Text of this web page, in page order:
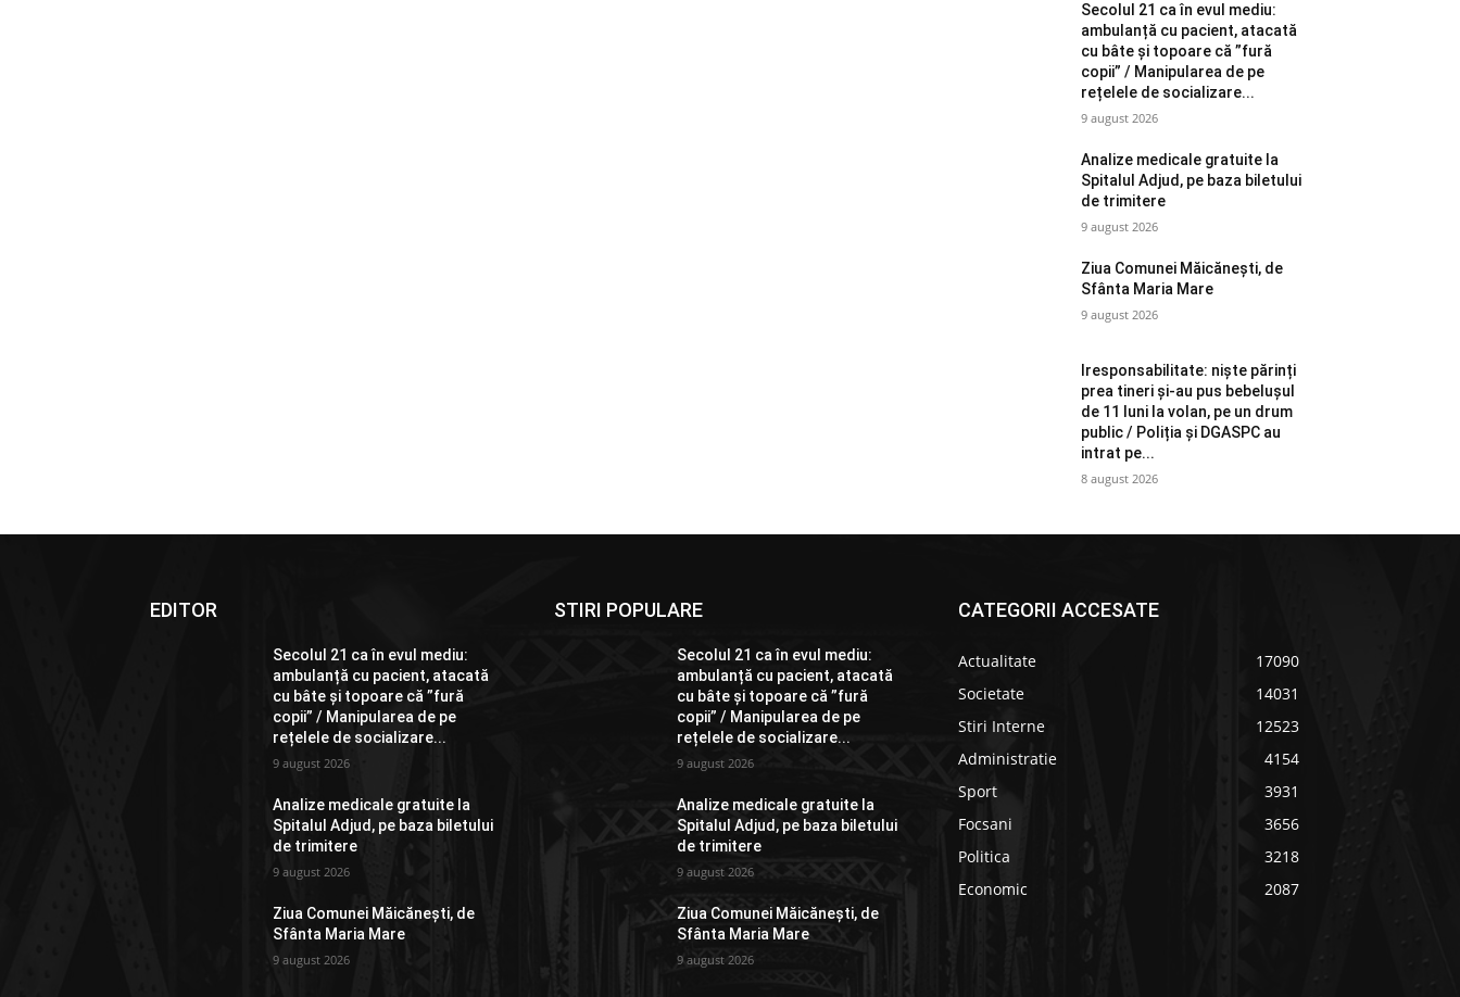
Secolul 21 ca în evul mediu:
ambulanță cu pacient, atacată
cu bâte și topoare că ”fură
copii” / Manipularea de pe
rețelele de socializare...
9 august 2026
Analize medicale gratuite la
Spitalul Adjud, pe baza biletului
de trimitere
9 august 2026
Ziua Comunei Măicănești, de
Sfânta Maria Mare
9 august 2026
Iresponsabilitate: niște părinți
prea tineri și-au pus bebelușul
de 11 luni la volan, pe un drum
public / Poliția și DGASPC au
intrat pe...
8 august 2026
EDITOR
Secolul 21 ca în evul mediu:
ambulanță cu pacient, atacată
cu bâte și topoare că ”fură
copii” / Manipularea de pe
rețelele de socializare...
9 august 2026
Analize medicale gratuite la
Spitalul Adjud, pe baza biletului
de trimitere
9 august 2026
Ziua Comunei Măicănești, de
Sfânta Maria Mare
9 august 2026
STIRI POPULARE
Secolul 21 ca în evul mediu:
ambulanță cu pacient, atacată
cu bâte și topoare că ”fură
copii” / Manipularea de pe
rețelele de socializare...
9 august 2026
Analize medicale gratuite la
Spitalul Adjud, pe baza biletului
de trimitere
9 august 2026
Ziua Comunei Măicănești, de
Sfânta Maria Mare
9 august 2026
CATEGORII ACCESATE
Actualitate
17090
Societate
14031
Stiri Interne
12523
Administratie
4154
Sport
3931
Focsani
3656
Politica
3218
Economic
2087